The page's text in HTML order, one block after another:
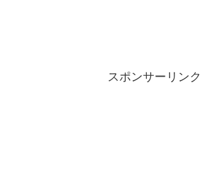
スポンサーリンク